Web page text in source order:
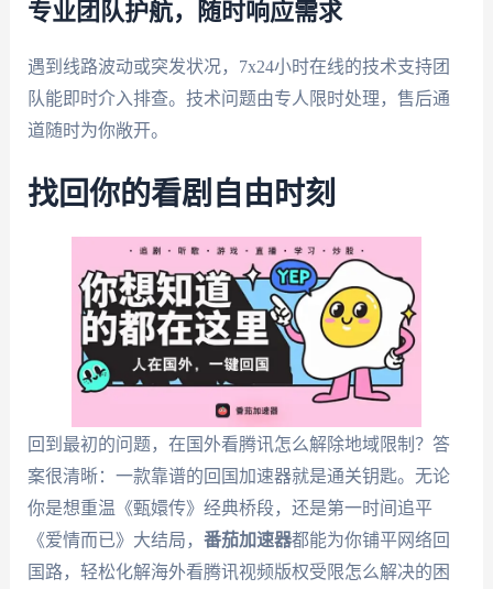
专业团队护航，随时响应需求
遇到线路波动或突发状况，7x24小时在线的技术支持团
队能即时介入排查。技术问题由专人限时处理，售后通
道随时为你敞开。
找回你的看剧自由时刻
回到最初的问题，在国外看腾讯怎么解除地域限制？答
案很清晰：一款靠谱的回国加速器就是通关钥匙。无论
你是想重温《甄嬛传》经典桥段，还是第一时间追平
《爱情而已》大结局， 番茄加速器都能为你铺平网络回
国路，轻松化解海外看腾讯视频版权受限怎么解决的困